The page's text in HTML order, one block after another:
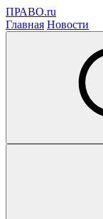
ПРАВО.ru
Главная Новости